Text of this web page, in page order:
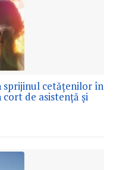
sprijinul cetățenilor în
de asistență și